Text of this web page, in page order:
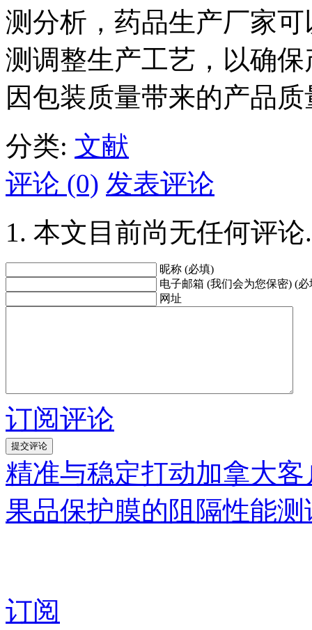
测分析，药品生产厂家
测调整生产工艺，以确
因包装质量带来的产品
分类: 文献
评论 (0) 发表评论
本文目前尚无任何评论.
昵称 (必填)
电子邮箱 (我们会为您保密) (必
网址
订阅评论
精准与稳定打动加拿大
果品保护膜的阻隔性能测
订阅